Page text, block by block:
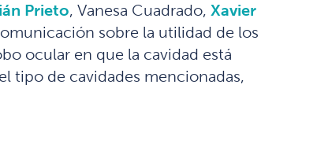
Prieto, Vanesa Cuadrado, Xavier
sobre la utilidad de los
ocular en que la cavidad está
tipo de cavidades mencionadas,